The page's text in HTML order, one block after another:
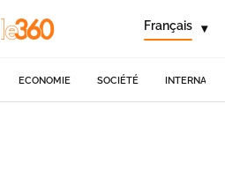
Français ▾
ECONOMIE SOCIÉTÉ